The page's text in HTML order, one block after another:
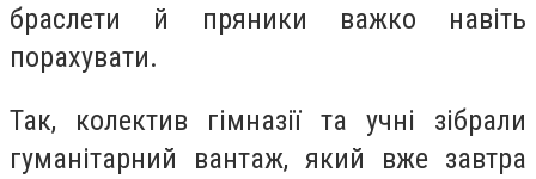
браслети й пряники важко навіть
порахувати.
Так, колектив гімназії та учні зібрали
гуманітарний вантаж, який вже завтра